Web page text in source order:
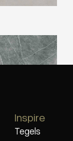
Inspire
Tegels